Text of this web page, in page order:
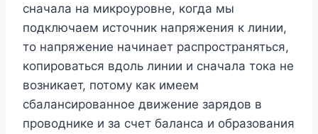
сначала на микроуровне, когда мы
подключаем источник напряжения к линии,
то напряжение начинает распространяться,
копироваться вдоль линии и сначала тока не
возникает, потому как имеем
сбалансированное движение зарядов в
проводнике и за счет баланса и образования